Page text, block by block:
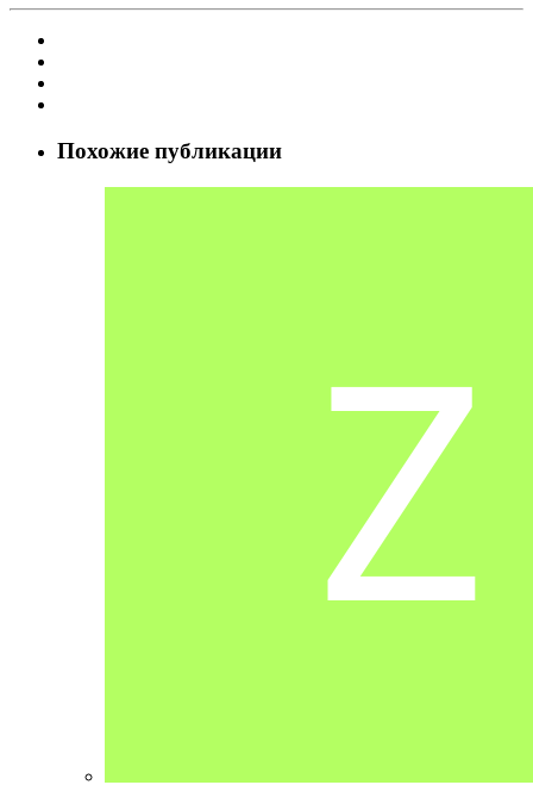
Похожие публикации